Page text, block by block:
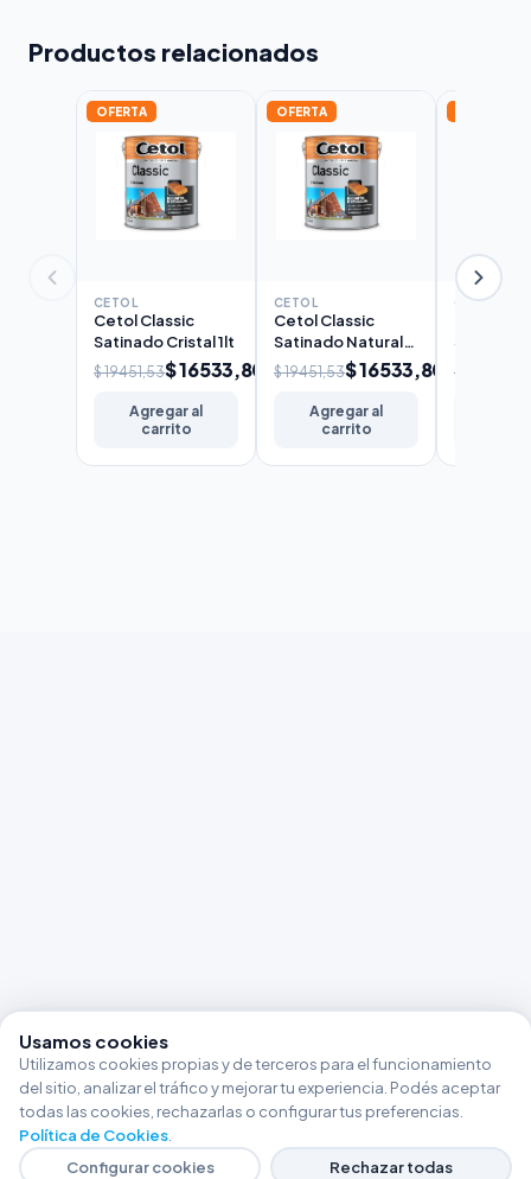
Productos relacionados
OFERTA
CETOL
Cetol Classic
Satinado Cristal 1lt
$ 19451,53$ 16533,80
Agregar al
carrito
OFERTA
CETOL
Cetol Classic
Satinado Natural
1lt
$ 19451,53$ 16533,80
Agregar al
carrito
CETOL
Satinado
$ 19451,53
Usamos cookies
Utilizamos cookies propias y de terceros para el funcionamiento
del sitio, analizar el tráfico y mejorar tu experiencia. Podés aceptar
todas las cookies, rechazarlas o configurar tus preferencias.
Política de Cookies
Configurar cookies
Rechazar todas